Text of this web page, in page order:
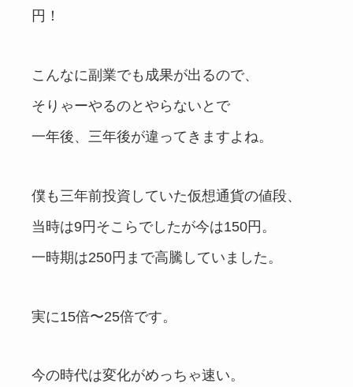
円！
こんなに副業でも成果が出るので、
そりゃーやるのとやらないとで
一年後、三年後が違ってきますよね。
僕も三年前投資していた仮想通貨の値段、
当時は9円そこらでしたが今は150円。
一時期は250円まで高騰していました。
実に15倍〜25倍です。
今の時代は変化がめっちゃ速い。